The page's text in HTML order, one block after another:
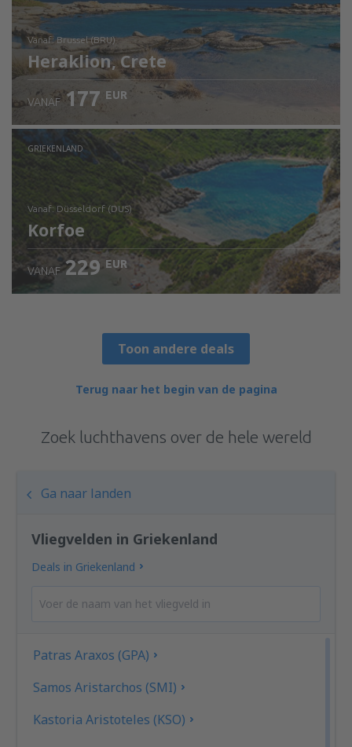
vanaf: Brussel (BRU)
Heraklion, Crete
Bekijk de details
VANAF 177 EUR
GRIEKENLAND
vanaf: Düsseldorf (DUS)
Korfoe
VANAF 229 EUR
Toon andere deals
Terug naar het begin van de pagina
Zoek luchthavens over de hele wereld
Ga naar landen
Vliegvelden in Griekenland
Deals in Griekenland
Patras Araxos (GPA)
Samos Aristarchos (SMI)
Kastoria Aristoteles (KSO)